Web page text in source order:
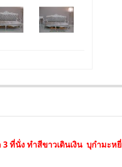
ที่นั่ง ทำสีขาวเดินเงิน บุกำมะหยี่